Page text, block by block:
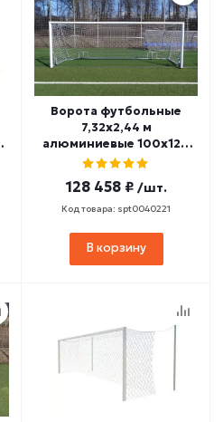
Ворота футбольные
7,32х2,44 м
алюминиевые 100х120
мм мобильные
732-4Z)
128 458 ₽ /шт.
Код товара: spt0040221
В корзину